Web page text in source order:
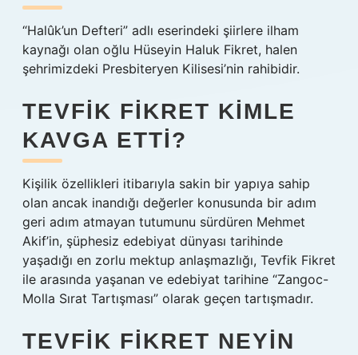
“Halûk’un Defteri” adlı eserindeki şiirlere ilham
kaynağı olan oğlu Hüseyin Haluk Fikret, halen
şehrimizdeki Presbiteryen Kilisesi’nin rahibidir.
TEVFIK FIKRET KIMLE
KAVGA ETTI?
Kişilik özellikleri itibarıyla sakin bir yapıya sahip
olan ancak inandığı değerler konusunda bir adım
geri adım atmayan tutumunu sürdüren Mehmet
Akif’in, şüphesiz edebiyat dünyası tarihinde
yaşadığı en zorlu mektup anlaşmazlığı, Tevfik Fikret
ile arasında yaşanan ve edebiyat tarihine “Zangoc-
Molla Sırat Tartışması” olarak geçen tartışmadır.
TEVFIK FIKRET NEYIN